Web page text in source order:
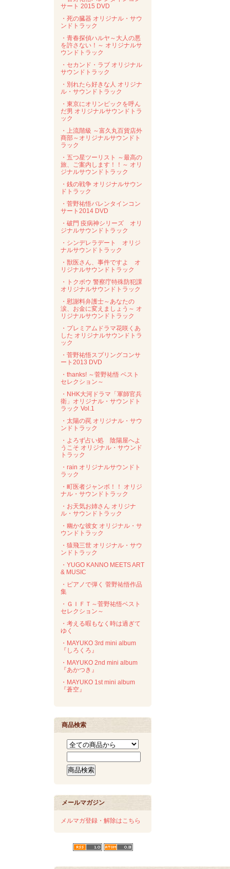
サート 2015 DVD
・死の臓器 オリジナル・サウ
ンドトラック
・青春探偵ハルヤ～大人の悪
を許さない！～ オリジナルサ
ウンドトラック
・セカンド・ラブ オリジナル
サウンドトラック
・別れたら好きな人 オリジナ
ル・サウンドトラック
・東京にオリンピックを呼ん
だ男 オリジナルサウンドトラ
ック
・上流階級 ～富久丸百貨店外
商部～オリジナルサウンドト
ラック
・五つ星ツーリスト ～最高の
旅、ご案内します！！～ オリ
ジナルサウンドトラック
・銭の戦争 オリジナルサウン
ドトラック
・菅野祐悟バレンタインコン
サート2014 DVD
・破門 疫病神シリーズ オリ
ジナルサウンドトラック
・シンデレラデート オリジ
ナルサウンドトラック
・獣医さん、事件ですよ オ
リジナルサウンドトラック
・トクボウ 警察庁特殊防犯課
オリジナルサウンドトラック
・慰謝料弁護士～あなたの
涙、お金に変えましょう～ オ
リジナルサウンドトラック
・プレミアムドラマ花咲くあ
した オリジナルサウンドトラ
ック
・菅野祐悟スプリングコンサ
ート2013 DVD
・thanks! ～菅野祐悟 ベスト
セレクション～
・NHK大河ドラマ「軍師官兵
衛」オリジナル・サウンドト
ラック Vol.1
・太陽の罠 オリジナル・サウ
ンドトラック
・よろず占い処 陰陽屋へよ
うこそ オリジナル・サウンド
トラック
・rain オリジナルサウンドト
ラック
・町医者ジャンボ！！ オリジ
ナル・サウンドトラック
・お天気お姉さん オリジナ
ル・サウンドトラック
・幽かな彼女 オリジナル・サ
ウンドトラック
・猿飛三世 オリジナル・サウ
ンドトラック
・YUGO KANNO MEETS ART
& MUSIC
・ピアノで弾く 菅野祐悟作品
集
・ＧＩＦＴ～菅野祐悟ベスト
セレクション～
・考える暇もなく時は過ぎて
ゆく
・MAYUKO 3rd mini album
『しろくろ』
・MAYUKO 2nd mini album
『あかつき』
・MAYUKO 1st mini album
『蒼空』
商品検索
メールマガジン
メルマガ登録・解除はこちら